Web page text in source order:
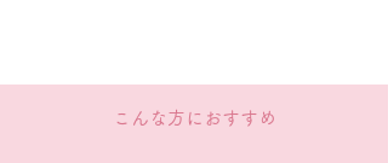
こんな方におすすめ